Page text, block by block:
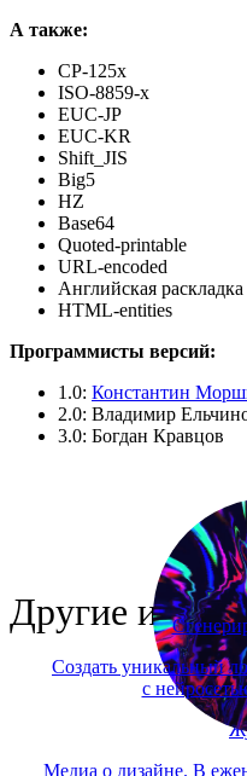
А также:
CP-125x
ISO-8859-x
EUC-JP
EUC-KR
Shift_JIS
Big5
HZ
Base64
Quoted-printable
URL-encoded
Английская раскладка
HTML-entities
Программисты версий:
1.0: Константин
2.0: Владимир
3.0: Богдан Кравцов
Другие
Создать уникальный
с
Медиа о дизайне. В